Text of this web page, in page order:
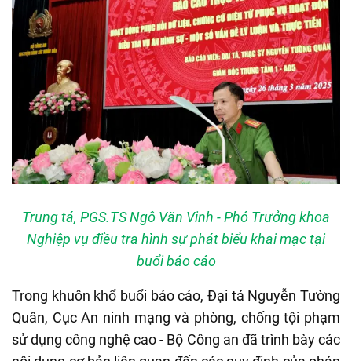
Trung tá, PGS.TS Ngô Văn Vinh - Phó Trưởng khoa
Nghiệp vụ điều tra hình sự phát biểu khai mạc tại
buổi báo cáo
Trong khuôn khổ buổi báo cáo, Đại tá Nguyễn Tường
Quân, Cục An ninh mạng và phòng, chống tội phạm
sử dụng công nghệ cao - Bộ Công an đã trình bày các